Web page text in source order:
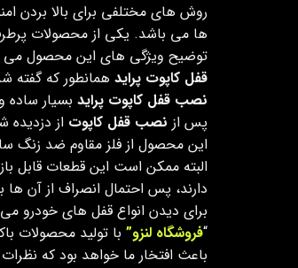
روش های مختلفی برای بالا بردن
ها می باشد. یکی از محصولات
توضیح ویژگی های این محصول می
قفل کاپوت پراید همانطور که گفته شد برای تمام
نصب قفل کاپوت پراید بسیار
پس از نصب قفل کاپوت از دزدیده
این محصول از فلز مقاوم ضد زنگ ساخته شده است و در هنگام
البته ممکن است این قطعات قابل
دارند، پس احتمال انصراف از آن
برای دیدن انواع قفل های خودرو می
“فروشگاه لنزو” با تولید محصولات
باعث افتخار ما خواهد بود که